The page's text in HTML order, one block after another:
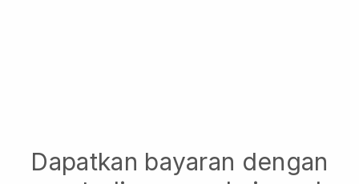
Dapatkan bayaran dengan